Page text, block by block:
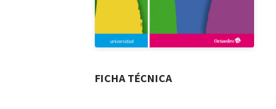
FICHA TÉCNICA